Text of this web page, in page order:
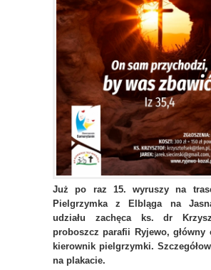
Już po raz 15. wyruszy na
Pielgrzymka z Elbląga na
udziału zachęca ks. dr
proboszcz parafii Ryjewo, główny
kierownik pielgrzymki.
na plakacie.